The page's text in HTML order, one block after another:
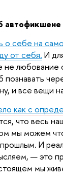
автофикшене
о себе на
от себя. И
не любование
познавать
и все вещи
как с
что весь
мы можем
И
— это
мы